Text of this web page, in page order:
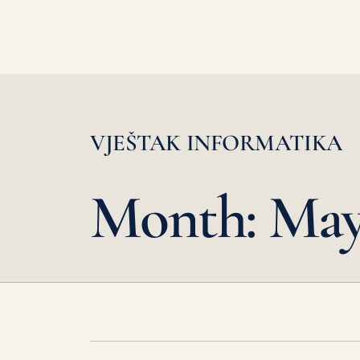
VJEŠTAK INFORMATIKA
Month: